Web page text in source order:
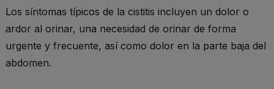
Los síntomas típicos de la cistitis incluyen un dolor o
ardor al orinar, una necesidad de orinar de forma
urgente y frecuente, así como dolor en la parte baja del
abdomen.